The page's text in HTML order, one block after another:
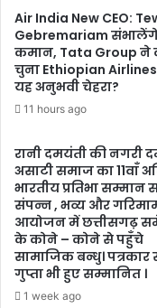
लिए अपना आभार व्यक्त करने
Related Articles
10
सबसे
Air India New CEO:
Gebremariam
कमान, Tata Group ने
चुना Ethiopian
यह अनुभवी चेहरा?
11 hours ago
रानी दमयंती की नगरी
असाटी समाज का 11वाँ
भारतीय प्रतिभा सम्मान
संपन्न , भव्य और
आयोजन में छत्तीसगढ़
के कोने – कोने से पहुँचे
सामाजिक बन्धु। पत्रकार
गुप्ता भी हुए सम्मानित ।
1 week ago